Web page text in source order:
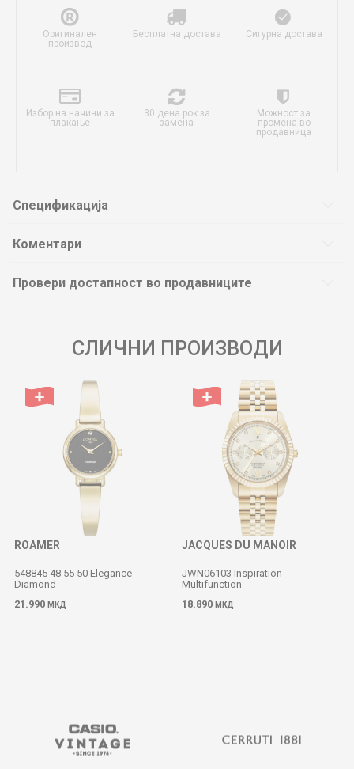
Оригинален
производ
Бесплатна достава Сигурна достава
Избор на начини за
плаќање
30 дена рок за
замена
Можност за
промена во
продавница
Спецификација
Коментари
Провери достапност во продавниците
СЛИЧНИ ПРОИЗВОДИ
ROAMER
548845 48 55 50 Elegance
Diamond
21.990 МКД
JACQUES DU MANOIR
JWN06103 Inspiration
Multifunction
18.890 МКД